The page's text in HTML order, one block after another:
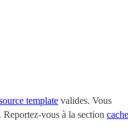
template valides. Vous
. Reportez-vous à la section cache